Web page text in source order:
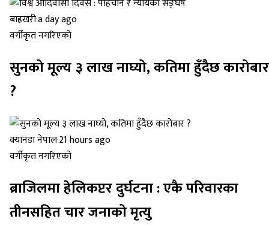
बाह्रखरी·a day ago
वर्गीकृत नगरिएको
सुनको मूल्य ३ लाख नाघ्यो, कतिमा हुँदैछ कारोबार
?
क्यानडा नेपाल·21 hours ago
वर्गीकृत नगरिएको
ब्राजिलमा हेलिकप्टर दुर्घटना : एकै परिवारका
तीनसहित चार जनाको मृत्यु